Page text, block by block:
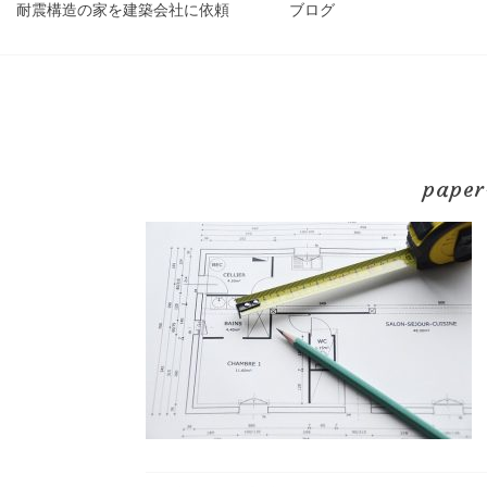
耐震構造の家を建築会社に依頼 ブログ